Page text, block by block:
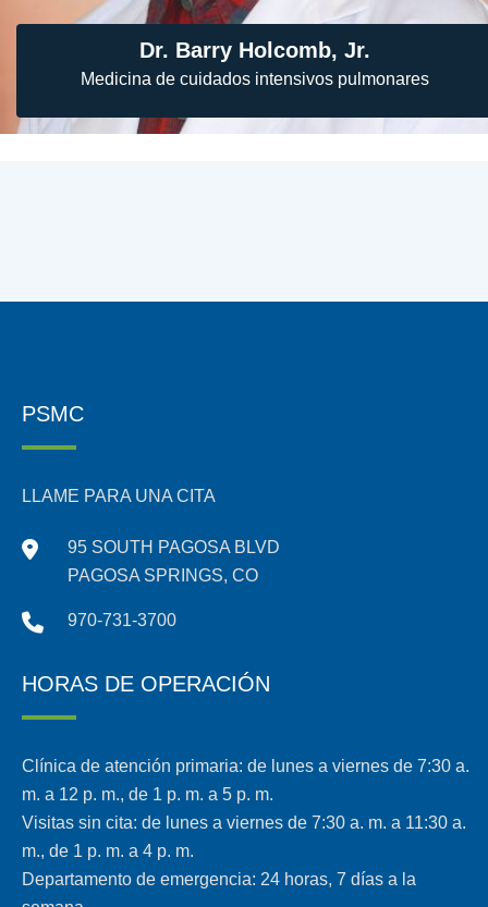
Dr. Barry Holcomb, Jr.
Medicina de cuidados intensivos pulmonares
PSMC
LLAME PARA UNA CITA
95 SOUTH PAGOSA BLVD
PAGOSA SPRINGS, CO
970-731-3700
HORAS DE OPERACIÓN
Clínica de atención primaria: de lunes a viernes de 7:30 a.
m. a 12 p. m., de 1 p. m. a 5 p. m.
Visitas sin cita: de lunes a viernes de 7:30 a. m. a 11:30 a.
m., de 1 p. m. a 4 p. m.
Departamento de emergencia: 24 horas, 7 días a la